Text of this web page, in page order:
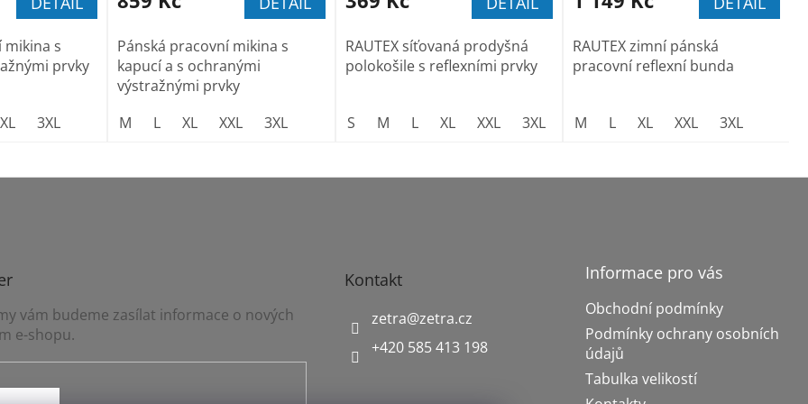
mikina s
prvky
3XL
Pánská pracovní mikina s
kapucí a s ochranými
výstražnými prvky
M
L XL XXL 3XL
RAUTEX síťovaná prodyšná
polokošile s reflexními prvky
S M L XL XXL 3XL
RAUTEX zimní pánská
pracovní reflexní bunda
M L XL XXL 3XL
vám budeme zasílat informace o nových
e-shopu.
Kontakt
zetra@zetra.cz
+420 585 413 198
Informace pro vás
Obchodní podmínky
Podmínky ochrany osobních
údajů
Tabulka velikostí